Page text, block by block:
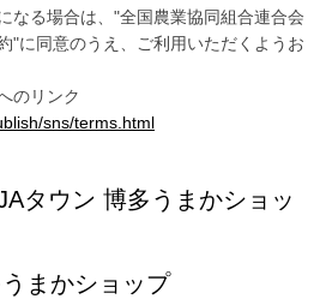
なる場合は、"全国農業協同組合連合会
"に同意のうえ、ご利用いただくようお
のリンク
sns/terms.html
タウン 博多うまかショッ
まかショップ